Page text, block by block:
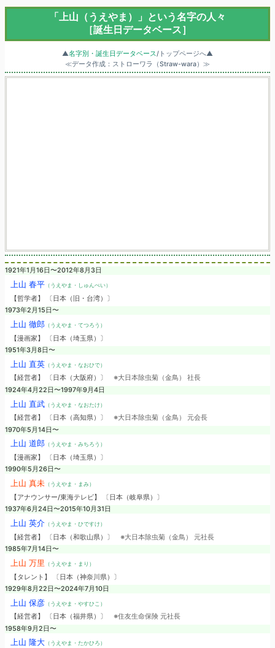
「上山（うえやま）」という名字の人々
［誕生日データベース］
▲名字別・誕生日データベース/トップページへ▲
≪データ作成：ストローワラ（Straw-wara）≫
1921年1月16日〜2012年8月3日
上山 春平（うえやま・しゅんぺい）
【哲学者】 〔日本（旧・台湾）〕
1973年2月15日〜
上山 徹郎（うえやま・てつろう）
【漫画家】 〔日本（埼玉県）〕
1951年3月8日〜
上山 直英（うえやま・なおひで）
【経営者】 〔日本（大阪府）〕 ※大日本除虫菊（金鳥） 社長
1924年4月22日〜1997年9月4日
上山 直武（うえやま・なおたけ）
【経営者】 〔日本（高知県）〕 ※大日本除虫菊（金鳥） 元会長
1970年5月14日〜
上山 道郎（うえやま・みちろう）
【漫画家】 〔日本（埼玉県）〕
1990年5月26日〜
上山 真未（うえやま・まみ）
【アナウンサー/東海テレビ】 〔日本（岐阜県）〕
1937年6月24日〜2015年10月31日
上山 英介（うえやま・ひですけ）
【経営者】 〔日本（和歌山県）〕 ※大日本除虫菊（金鳥） 元社長
1985年7月14日〜
上山 万里 （うえやま・まり）
【タレント】 〔日本（神奈川県）〕
1929年8月22日〜2024年7月10日
上山 保彦（うえやま・やすひこ）
【経営者】 〔日本（福井県）〕 ※住友生命保険 元社長
1958年9月2日〜
上山 隆大（うえやま・たかひろ）